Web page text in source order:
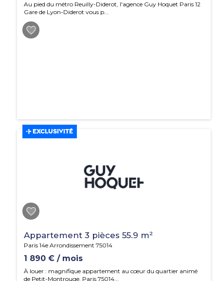
Au pied du métro Reuilly-Diderot, l'agence Guy Hoquet Paris 12
Gare de Lyon-Diderot vous p...
EXCLUSIVITÉ
Appartement 3 pièces 55.9 m²
Paris 14e Arrondissement 75014
1 890 € / mois
À louer : magnifique appartement au cœur du quartier animé
de Petit-Montrouge, Paris 75014...